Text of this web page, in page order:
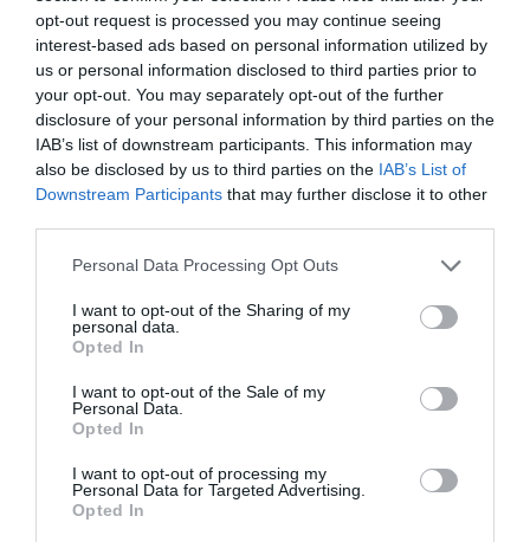
opt-out request is processed you may continue seeing
interest-based ads based on personal information utilized by
us or personal information disclosed to third parties prior to
your opt-out. You may separately opt-out of the further
disclosure of your personal information by third parties on the
IAB’s list of downstream participants. This information may
also be disclosed by us to third parties on the IAB’s List of
Downstream Participants that may further disclose it to other
Personal Data Processing Opt Outs
I want to opt-out of the Sharing of my
personal data.
Opted In
I want to opt-out of the Sale of my
Personal Data.
Opted In
I want to opt-out of processing my
Personal Data for Targeted Advertising.
Opted In